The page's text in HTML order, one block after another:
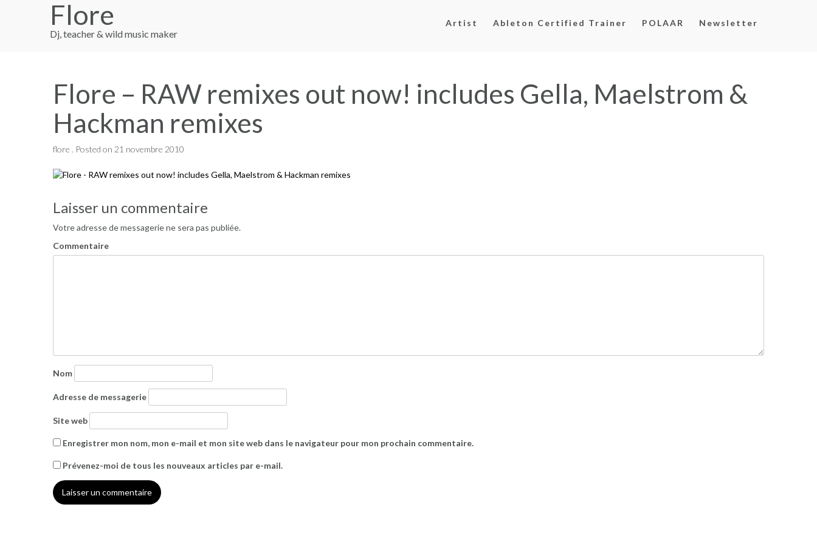
Flore
Dj, teacher & wild music maker
Artist Ableton Certified Trainer POLAAR Newsletter
Flore – RAW remixes out now! includes Gella, Maelstrom &
Hackman remixes
flore . Posted on 21 novembre 2010
de
l’article
Laisser un commentaire
Votre adresse de messagerie ne sera pas publiée.
Commentaire
Nom
Adresse de messagerie
Site web
Enregistrer mon nom, mon e-mail et mon site web dans le navigateur pour mon prochain commentaire.
Prévenez-moi de tous les nouveaux articles par e-mail.